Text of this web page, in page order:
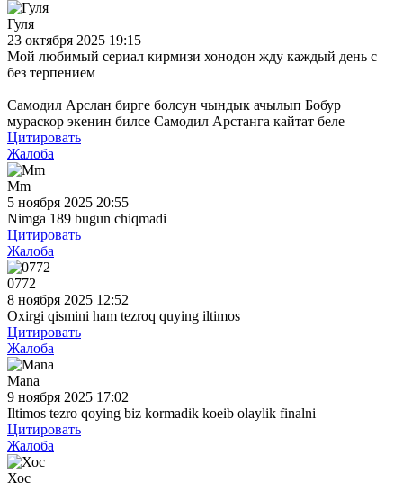
Гуля
23 октября 2025 19:15
Мой любимый сериал кирмизи хонодон жду каждый день с
без терпением
Самодил Арслан бирге болсун чындык ачылып Бобур
мураскор экенин билсе Самодил Арстанга кайтат беле
Цитировать
Жалоба
Mm
5 ноября 2025 20:55
Nimga 189 bugun chiqmadi
Цитировать
Жалоба
0772
8 ноября 2025 12:52
Oxirgi qismini ham tezroq quying iltimos
Цитировать
Жалоба
Mana
9 ноября 2025 17:02
Iltimos tezro qoying biz kormadik koeib olaylik finalni
Цитировать
Жалоба
Хос